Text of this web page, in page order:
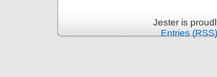
Jester is
Entries (RSS)